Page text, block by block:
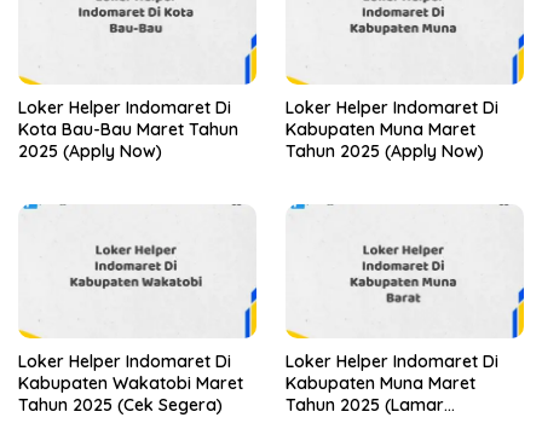
Loker Helper Indomaret Di
Kota Bau-Bau Maret Tahun
2025 (Apply Now)
Loker Helper Indomaret Di
Kabupaten Muna Maret
Tahun 2025 (Apply Now)
Loker Helper Indomaret Di
Kabupaten Wakatobi Maret
Tahun 2025 (Cek Segera)
Loker Helper Indomaret Di
Kabupaten Muna Maret
Tahun 2025 (Lamar